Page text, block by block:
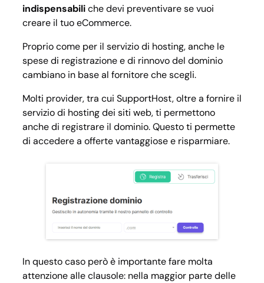
indispensabiliche devi preventivare se vuoi
creare il tuo eCommerce.
Proprio come per il servizio di hosting, anche le
spese di registrazione e di rinnovo del dominio
cambiano in base al fornitore che scegli.
Molti provider, tra cui SupportHost, oltre a fornire il
servizio di hosting dei siti web, ti permettono
anche di registrare il dominio. Questo ti permette
di accedere a offerte vantaggiose e risparmiare.
In questo caso però è importante fare molta
attenzione alle clausole: nella maggior parte delle